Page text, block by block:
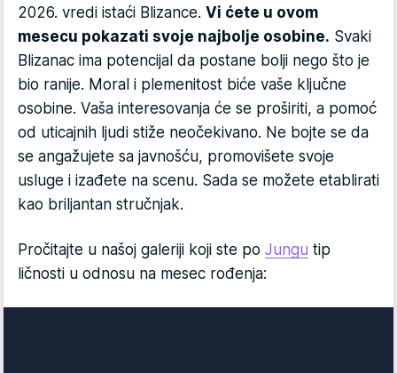
2026. vredi istaći Blizance. Vi ćete u ovom
mesecu pokazati svoje najbolje osobine. Svaki
Blizanac ima potencijal da postane bolji nego što je
bio ranije. Moral i plemenitost biće vaše ključne
osobine. Vaša interesovanja će se proširiti, a pomoć
od uticajnih ljudi stiže neočekivano. Ne bojte se da
se angažujete sa javnošću, promovišete svoje
usluge i izađete na scenu. Sada se možete etablirati
kao briljantan stručnjak.
Pročitajte u našoj galeriji koji ste po Jungu tip
ličnosti u odnosu na mesec rođenja: